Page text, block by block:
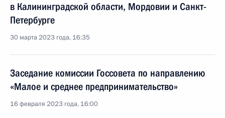
в Калининградской области, Мордовии и Санкт-
Петербурге
30 марта 2023 года, 16:35
Заседание комиссии Госсовета по направлению
«Малое и среднее предпринимательство»
16 февраля 2023 года, 16:00